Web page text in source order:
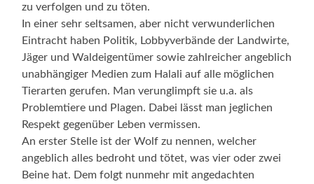
zu verfolgen und zu töten.
In einer sehr seltsamen, aber nicht verwunderlichen
Eintracht haben Politik, Lobbyverbände der Landwirte,
Jäger und Waldeigentümer sowie zahlreicher angeblich
unabhängiger Medien zum Halali auf alle möglichen
Tierarten gerufen. Man verunglimpft sie u.a. als
Problemtiere und Plagen. Dabei lässt man jeglichen
Respekt gegenüber Leben vermissen.
An erster Stelle ist der Wolf zu nennen, welcher
angeblich alles bedroht und tötet, was vier oder zwei
Beine hat. Dem folgt nunmehr mit angedachten